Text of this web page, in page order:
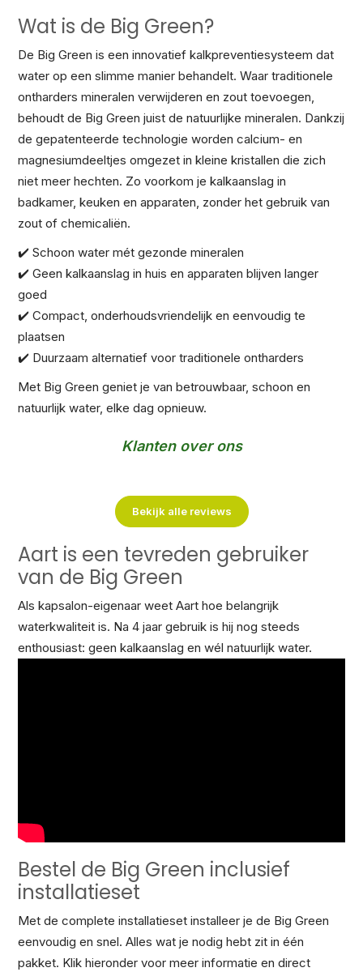
Wat is de Big Green?
De Big Green is een innovatief kalkpreventiesysteem dat
water op een slimme manier behandelt. Waar traditionele
ontharders mineralen verwijderen en zout toevoegen,
behoudt de Big Green juist de natuurlijke mineralen. Dankzij
de gepatenteerde technologie worden calcium- en
magnesiumdeeltjes omgezet in kleine kristallen die zich
niet meer hechten. Zo voorkom je kalkaanslag in
badkamer, keuken en apparaten, zonder het gebruik van
zout of chemicaliën.
✔️ Schoon water mét gezonde mineralen
✔️ Geen kalkaanslag in huis en apparaten blijven langer
goed
✔️ Compact, onderhoudsvriendelijk en eenvoudig te
plaatsen
✔️ Duurzaam alternatief voor traditionele ontharders
Met Big Green geniet je van betrouwbaar, schoon en
natuurlijk water, elke dag opnieuw.
Klanten over ons
Bekijk alle reviews
Aart is een tevreden gebruiker
van de Big Green
Als kapsalon-eigenaar weet Aart hoe belangrijk
waterkwaliteit is. Na 4 jaar gebruik is hij nog steeds
enthousiast: geen kalkaanslag en wél natuurlijk water.
Bestel de Big Green inclusief
installatieset
Met de complete installatieset installeer je de Big Green
eenvoudig en snel. Alles wat je nodig hebt zit in één
pakket. Klik hieronder voor meer informatie en direct